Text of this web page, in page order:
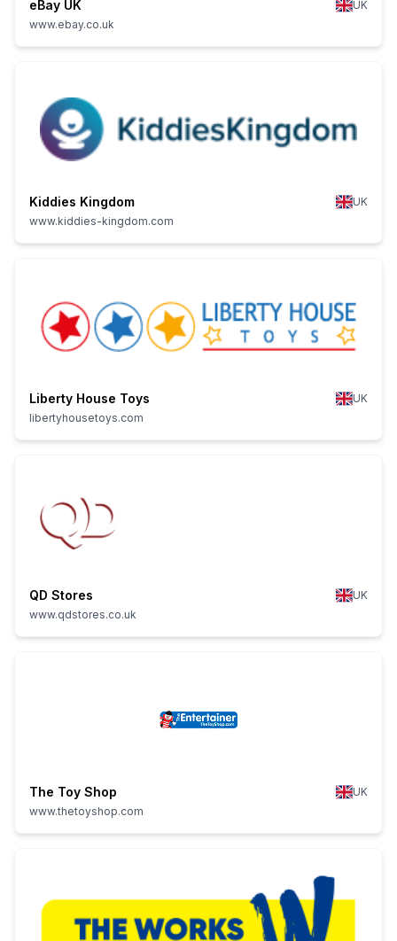
eBay UK
UK
www.ebay.co.uk
Kiddies Kingdom
UK
www.kiddies-kingdom.com
Liberty House Toys
UK
libertyhousetoys.com
QD Stores
UK
www.qdstores.co.uk
The Toy Shop
UK
www.thetoyshop.com